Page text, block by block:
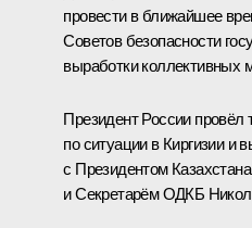
провести в ближайшее
Советов безопасности
выработки коллективных
Президент России провёл
по ситуации в Киргизии и
с Президентом
и Секретарём ОДКБ